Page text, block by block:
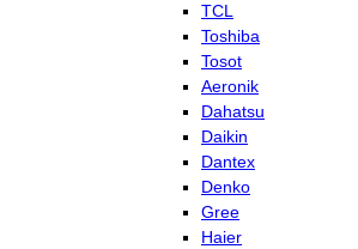
TCL
Toshiba
Tosot
Aeronik
Dahatsu
Daikin
Dantex
Denko
Gree
Haier